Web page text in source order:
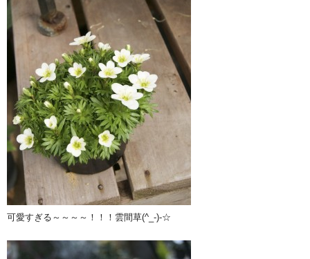
可愛すぎる～～～～！！！雲間草(^_-)-☆